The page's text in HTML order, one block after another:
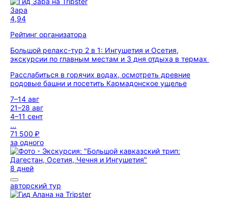
Зара
4,94
Рейтинг организатора
Большой релакс-тур 2 в 1: Ингушетия и Осетия,
экскурсии по главным местам и 3 дня отдыха в термах
Расслабиться в горячих водах, осмотреть древние
родовые башни и посетить Кармадонское ущелье
7–14 авг
21–28 авг
4–11 сент
...
71 500 ₽
за одного
8 дней
авторский тур